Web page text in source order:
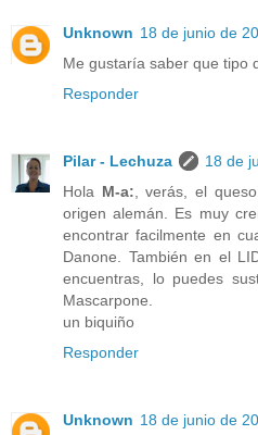
Unknown 18 de junio de
Me gustaría saber que tipo
Responder
Pilar - Lechuza
18 de
Hola M-a: , verás, el
origen alemán. Es muy
encontrar facilmente en
Danone. También en el
encuentras, lo puedes
Mascarpone.
un biquiño
Responder
Unknown 18 de junio de